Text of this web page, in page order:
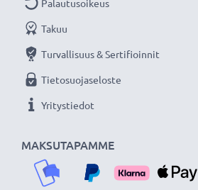
Lataa ja siirrä tiedostoja
CELLONIC. Tilaa nyt, 3 vuoden
MAKSUTAPAMME
Palautusoikeus
Takuu
Turvallisuus & Sertifioinnit
Tietosuojaseloste
Yritystiedot